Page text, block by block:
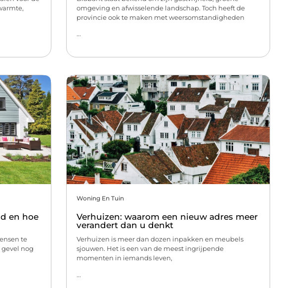
omgeving en afwisselende landschap. Toch heeft de
provincie ook te maken met weersomstandigheden
...
en hoe
te
nog
Woning En Tuin
Verhuizen: waarom een nieuw adres meer
verandert dan u denkt
Verhuizen is meer dan dozen inpakken en meubels
sjouwen. Het is een van de meest ingrijpende
momenten in iemands leven,
...